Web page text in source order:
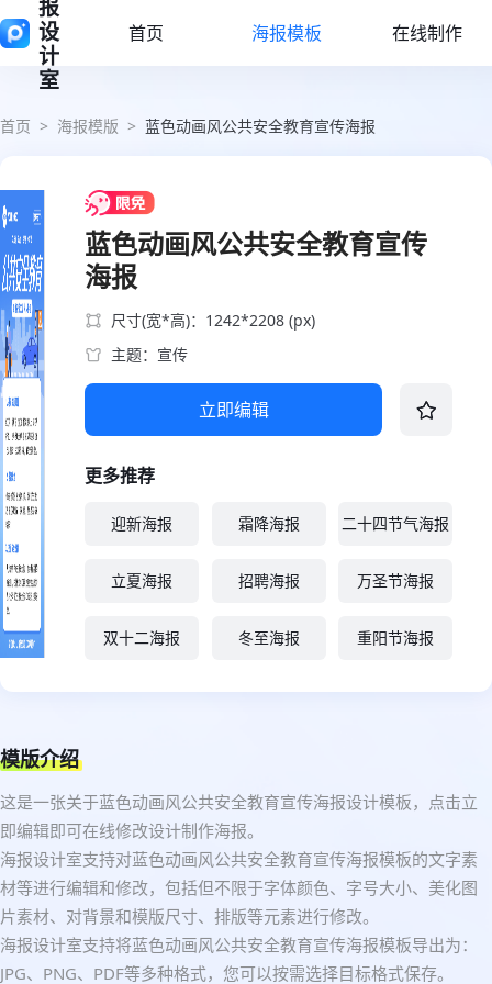
报
设
计
室
首页 海报模板 在线制作
首页 > 海报模版 > 蓝色动画风公共安全教育宣传海报
蓝色动画风公共安全教育宣传
海报
尺寸(宽*高)：1242*2208 (px)
主题：宣传
立即编辑
更多推荐
迎新海报 霜降海报 二十四节气海报
立夏海报 招聘海报 万圣节海报
双十二海报 冬至海报 重阳节海报
模版介绍
这是一张关于蓝色动画风公共安全教育宣传海报设计模板，点击立
即编辑即可在线修改设计制作海报。
海报设计室支持对蓝色动画风公共安全教育宣传海报模板的文字素
材等进行编辑和修改，包括但不限于字体颜色、字号大小、美化图
片素材、对背景和模版尺寸、排版等元素进行修改。
海报设计室支持将蓝色动画风公共安全教育宣传海报模板导出为：
JPG、PNG、PDF等多种格式，您可以按需选择目标格式保存。